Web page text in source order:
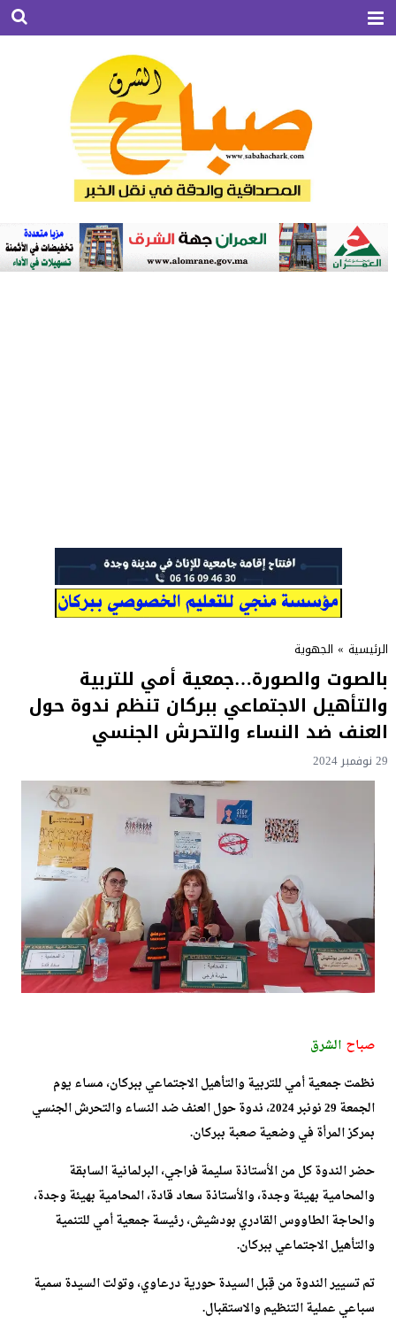
الرئيسية » الجهوية
بالصوت والصورة…جمعية أمي للتربية
والتأهيل الاجتماعي ببركان تنظم ندوة حول
العنف ضد النساء والتحرش الجنسي
29 نوفمبر 2024
صباح الشرق
نظمت جمعية أمي للتربية والتأهيل الاجتماعي ببركان، مساء يوم
الجمعة 29 نونبر 2024، ندوة حول العنف ضد النساء والتحرش الجنسي
بمركز المرأة في وضعية صعبة ببركان.
حضر الندوة كل من الأستاذة سليمة فراجي، البرلمانية السابقة
والمحامية بهيئة وجدة، والأستاذة سعاد قادة، المحامية بهيئة وجدة،
والحاجة الطاووس القادري بودشيش، رئيسة جمعية أمي للتنمية
والتأهيل الاجتماعي ببركان.
تم تسيير الندوة من قِبل السيدة حورية درعاوي، وتولت السيدة سمية
سباعي عملية التنظيم والاستقبال.